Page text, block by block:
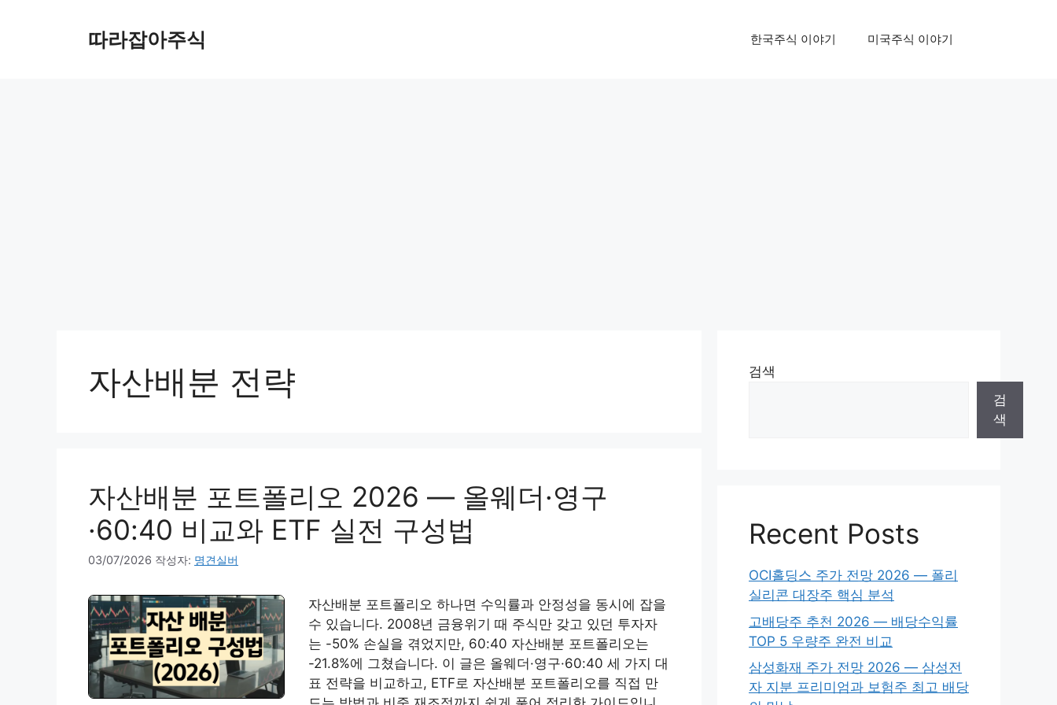
따라잡아주식 한국주식 이야기 미국주식 이야기
자산배분 전략
자산배분 포트폴리오 2026 — 올웨더·영구
·60:40 비교와 ETF 실전 구성법
03/07/2026 작성자: 명견실버
자산배분 포트폴리오 하나면 수익률과 안정성을 동시에 잡을
수 있습니다. 2008년 금융위기 때 주식만 갖고 있던 투자자
는 -50% 손실을 겪었지만, 60:40 자산배분 포트폴리오는
-21.8%에 그쳤습니다. 이 글은 올웨더·영구·60:40 세 가지 대
표 전략을 비교하고, ETF로 자산배분 포트폴리오를 직접 만
검색
검
색
Recent Posts
OCI홀딩스 주가 전망 2026 — 폴리
실리콘 대장주 핵심 분석
고배당주 추천 2026 — 배당수익률
TOP 5 우량주 완전 비교
삼성화재 주가 전망 2026 — 삼성전
자 지분 프리미엄과 보험주 최고 배당